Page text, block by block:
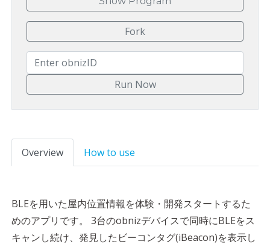
Overview How to use
BLEを用いた屋内位置情報を体験・開発スタートするた
めのアプリです。 3台のobnizデバイスで同時にBLEをス
キャンし続け、発見したビーコンタグ(iBeacon)を表示し